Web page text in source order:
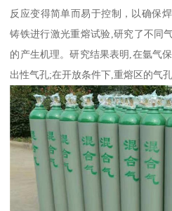
反应变得简单而易于控制，以确保
铸铁进行激光重熔试验,研究了不同
的产生机理。研究结果表明,在氩气
出性气孔;在开放条件下,重熔区的气